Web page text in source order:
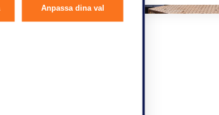
Anpassa dina val